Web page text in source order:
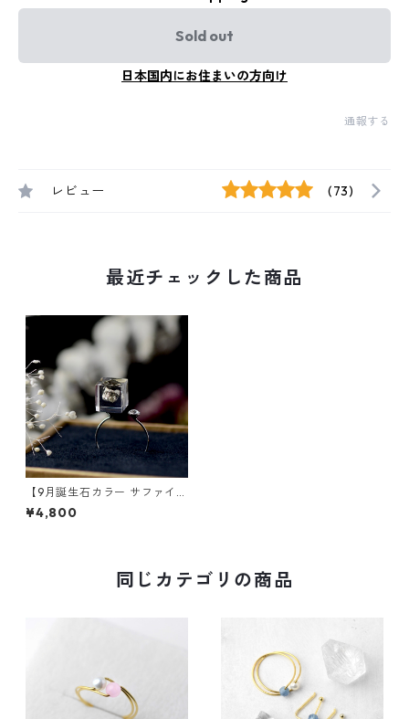
Sold out
日本国内にお住まいの方向け
通報する
レビュー (73)
最近チェックした商品
【9月誕生石カラー サファイ
ヤ】パイライトと誕生石スワ
ロフスキー フォークリング フ
¥4,800
同じカテゴリの商品